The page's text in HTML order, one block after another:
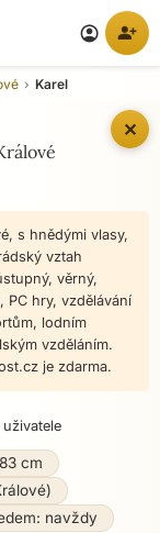
account_circle person_add
✕
Karel
s hnědými vlasy,
vztah
věrný,
PC hry, vzdělávání
lodním
vzděláním.
je zdarma.
cm
navždy